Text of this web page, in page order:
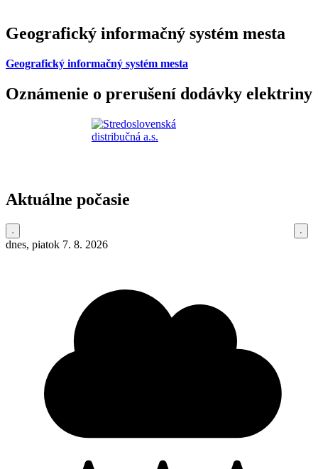
Geografický informačný systém mesta
Geografický informačný systém mesta
Oznámenie o prerušení dodávky elektriny
Aktuálne počasie
dnes, piatok 7. 8. 2026